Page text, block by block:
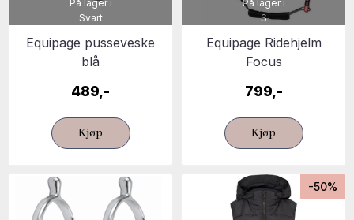
På lager i
Svart
Equipage pusseveske
blå
489,-
Kjøp
På lager i
S
Equipage Ridehjelm
Focus
799,-
Kjøp
-50%